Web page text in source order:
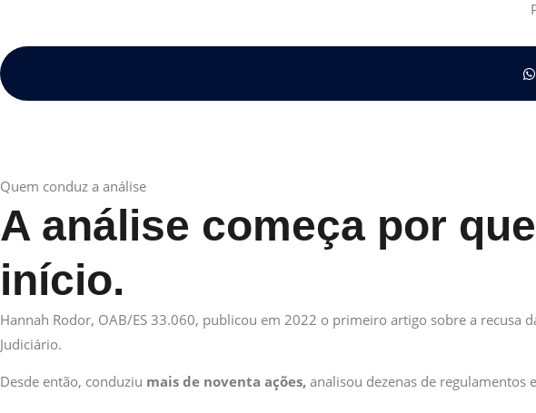
Quem conduz a análise
A análise começa por
início.
Hannah Rodor, OAB/ES 33.060, publicou em 2022 o primeiro artigo sobre a recusa
Judiciário.
Desde então, conduziu mais de noventa ações, analisou dezenas de